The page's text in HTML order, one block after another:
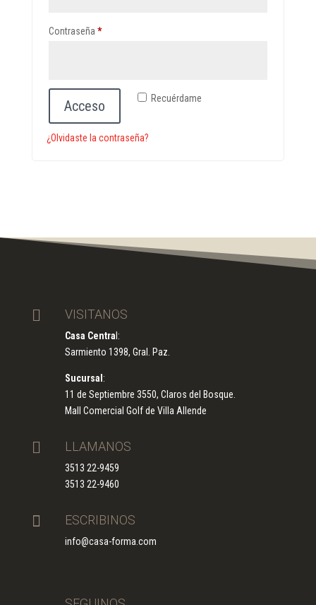
Contraseña *Obligatorio
Recuérdame
Acceso
¿Olvidaste la contraseña?
 VISITANOS
Casa Centra l:
Sarmiento 1398, Gral. Paz.
Sucursal :
11 de Septiembre 3550, Claros del Bosque.
Mall Comercial Golf de Villa Allende
 LLAMANOS
3513 22-9459
3513 22-9460
 ESCRIBINOS
info@casa-forma.com